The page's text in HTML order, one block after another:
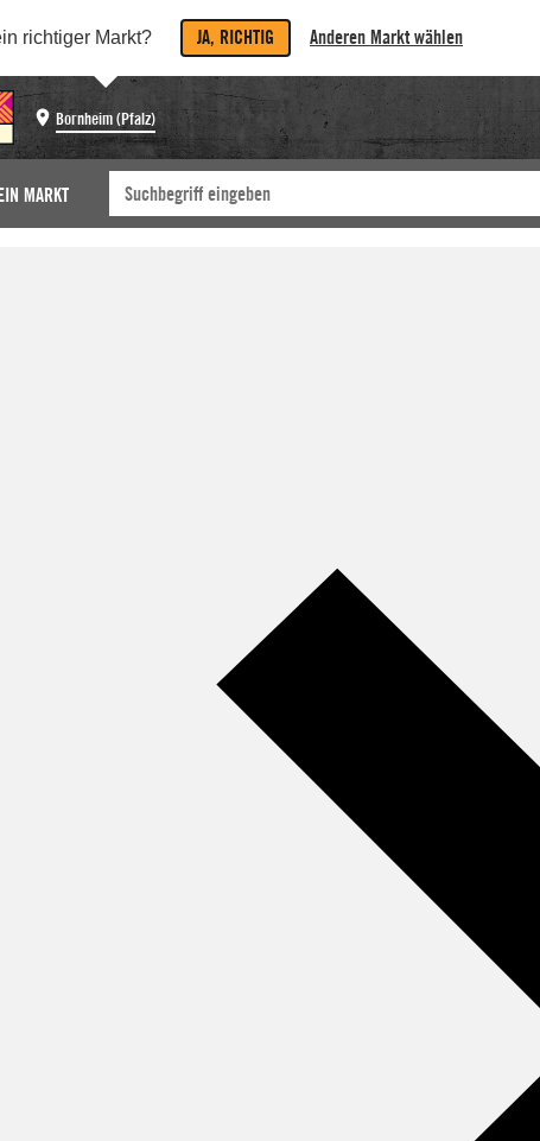
richtiger Markt? JA, RICHTIG Anderen Markt wählen
Bornheim (Pfalz)
MARKT